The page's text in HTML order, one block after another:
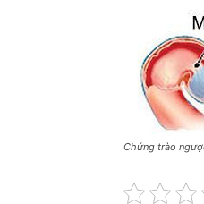
Chứng trào